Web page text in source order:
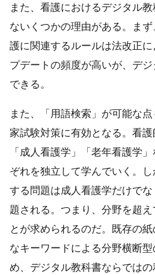
また、看護におけるデジタル
ないくつかの理由がある。ま
護に関連するルールは法改正
プデートの頻度が高いが、デ
できる。
また、「用語検索」が可能な
家試験対策に有効となる。看
「成人看護学」「老年看護学
ぞれを独立して学んでいく。
する問題は成人看護学だけで
題される。つまり、分野を超
とが求められるのだ。既存の
なキーワードによる分野横断
め、デジタル教科書ならではの